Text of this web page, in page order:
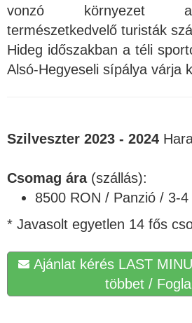
vonzó környezet
természetkedvelő turisták
Hideg időszakban a téli
Alsó-Hegyeseli sípálya várja
Szilveszter 2023 - 2024
Csomag ára(szállás):
8500 RON / Panzió / 3-4
* Javasolt egyetlen 14 fős
Ajánlat kérés LAST
többet /